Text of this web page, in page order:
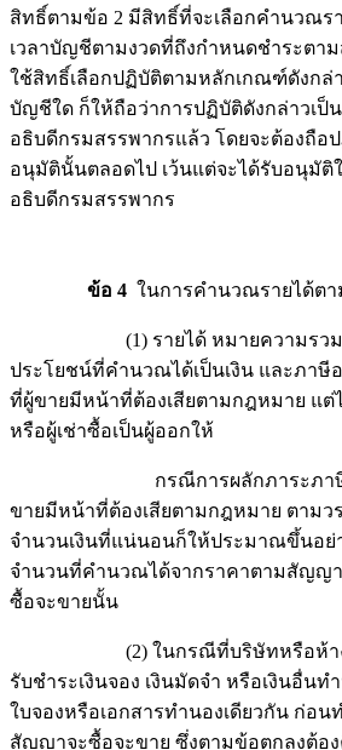
สิทธิ์ตามข้อ 2 มีสิทธิ์ที่จะเลือกคำนวณร
เวลาบัญชีตามงวดที่ถึงกำหนดชำระตา
ใช้สิทธิ์เลือกปฏิบัติตามหลักเกณฑ์ดังกล่า
บัญชีใด ก็ให้ถือว่าการปฏิบัติดังกล่าวเ
อธิบดีกรมสรรพากรแล้ว โดยจะต้องถือ
อนุมัตินั้นตลอดไป เว้นแต่จะได้รับอนุมัติ
อธิบดีกรมสรรพากร
ข้อ 4 ในการคำนวณรายได้ต
(1) รายได้ หมายความรวมทั้ง
ประโยชน์ที่คำนวณได้เป็นเงิน และภาษี
ที่ผู้ขายมีหน้าที่ต้องเสียตามกฎหมาย แต่
หรือผู้เช่าซื้อเป็นผู้ออกให้
กรณีการผลักภาระภาษีหรือ
ขายมีหน้าที่ต้องเสียตามกฎหมาย ตามว
จำนวนเงินที่แน่นอนก็ให้ประมาณขึ้นอย่
จำนวนที่คำนวณได้จากราคาตามสัญญ
ซื้อจะขายนั้น
(2) ในกรณีที่บริษัทหรือห้างหุ้
รับชำระเงินจอง เงินมัดจำ หรือเงินอื่นท
ใบจองหรือเอกสารทำนองเดียวกัน ก่อ
สัญญาจะซื้อจะขาย ซึ่งตามข้อตกลงต้อง